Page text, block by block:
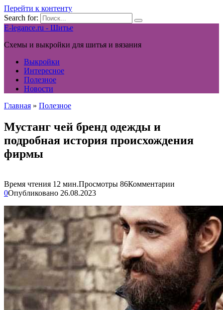
Перейти к контенту
Search for:
E-legance.ru - Шитье
Схемы и выкройки для шитья и вязания
Выкройки
Интересное
Полезное
Новости
Главная » Полезное
Мустанг чей бренд одежды и
подробная история происхождения
фирмы
Время чтения 12 мин.Просмотры 86Комментарии
0Опубликовано 26.08.2023